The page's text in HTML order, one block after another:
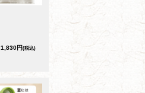
1,830円(税込)